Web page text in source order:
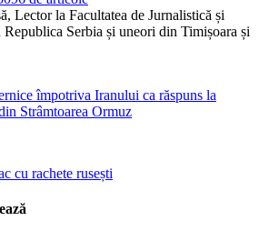
Lector la Facultatea de Jurnalistică și
Serbia și uneori din Timișoara și
împotriva Iranului ca răspuns la
Strâmtoarea Ormuz
cu rachete rusești